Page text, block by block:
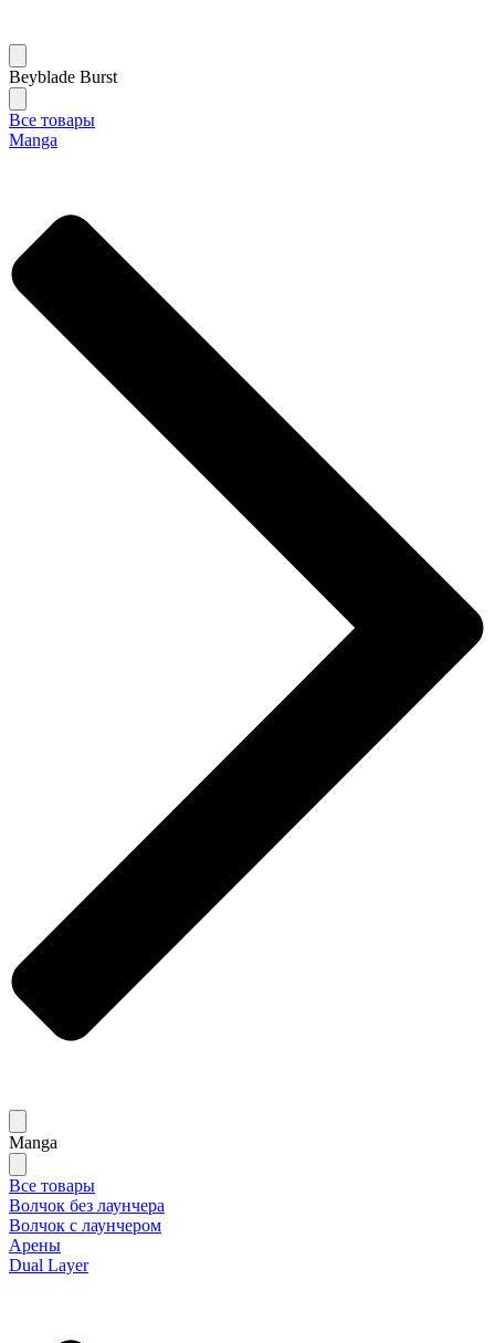
Beyblade Burst
Все товары
Manga
Manga
Все товары
Волчок без лаунчера
Волчок с лаунчером
Арены
Dual Layer